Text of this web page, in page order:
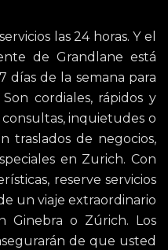
las 24 horas. Y el
de Grandlane está
días de la semana para
cordiales, rápidos y
inquietudes o
traslados de negocios,
en Zurich. Con
reserve servicios
un viaje extraordinario
Ginebra o Zúrich. Los
de que usted